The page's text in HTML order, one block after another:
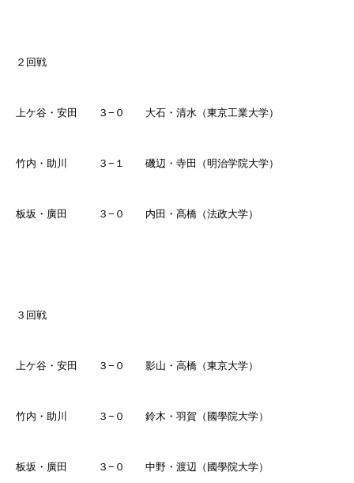
２回戦
上ケ谷・安田 ３ − ０ 大石・清水（東京工業大学）
竹内・助川 ３ − １ 磯辺・寺田（明治学院大学）
板坂・廣田 ３ − ０ 内田・髙橋（法政大学）
３回戦
上ケ谷・安田 ３ − ０ 影山・高橋（東京大学）
竹内・助川 ３ − ０ 鈴木・羽賀（國學院大学）
板坂・廣田 ３ − ０ 中野・渡辺（國學院大学）